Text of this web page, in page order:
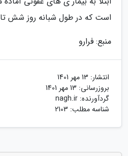
است که در طول شبانه روز شش
منبع: فرارو
انتشار: 13 مهر 1401
بروزرسانی: 13 مهر 1401
گردآورنده: nagh.ir
شناسه مطلب: 2103